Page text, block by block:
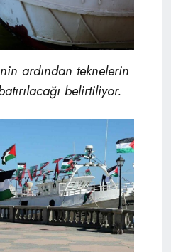
ardından teknelerin
belirtiliyor.